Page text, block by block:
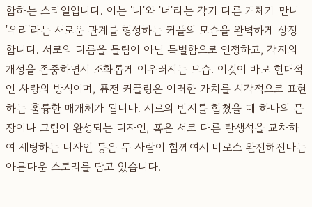
합하는 스타일입니다. 이는 '나'와 '너'라는 각기 다른 개체가 만나
'우리'라는 새로운 관계를 형성하는 커플의 모습을 완벽하게 상징
합니다. 서로의 다름을 틀림이 아닌 특별함으로 인정하고, 각자의
개성을 존중하면서 조화롭게 어우러지는 모습. 이것이 바로 현대적
인 사랑의 방식이며, 퓨전 커플링은 이러한 가치를 시각적으로 표현
하는 훌륭한 매개체가 됩니다. 서로의 반지를 합쳤을 때 하나의 문
장이나 그림이 완성되는 디자인, 혹은 서로 다른 탄생석을 교차하
여 세팅하는 디자인 등은 두 사람이 함께여서 비로소 완전해진다는
아름다운 스토리를 담고 있습니다.